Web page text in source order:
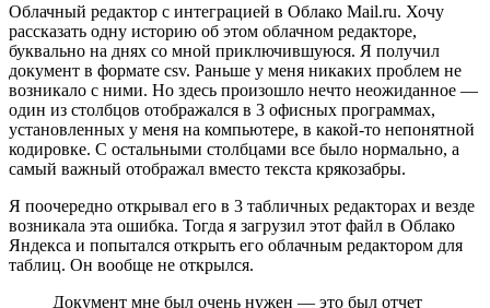
Облачный редактор с интеграцией в Облако Mail.ru. Хочу
рассказать одну историю об этом облачном редакторе,
буквально на днях со мной приключившуюся. Я получил
документ в формате csv. Раньше у меня никаких проблем не
возникало с ними. Но здесь произошло нечто неожиданное —
один из столбцов отображался в 3 офисных программах,
установленных у меня на компьютере, в какой-то непонятной
кодировке. С остальными столбцами все было нормально, а
самый важный отображал вместо текста крякозабры.
Я поочередно открывал его в 3 табличных редакторах и везде
возникала эта ошибка. Тогда я загрузил этот файл в Облако
Яндекса и попытался открыть его облачным редактором для
таблиц. Он вообще не открылся.
Документ мне был очень нужен — это был отчет